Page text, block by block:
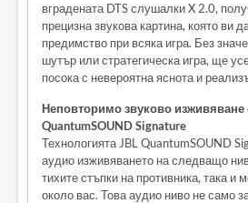
вградената DTS слушалки X 2.0,
прецизна звукова картина, която ви
предимство при всяка игра. Без
шутър или стратегическа игра, ще
посока с невероятна яснота и
Неповторимо звуково изживяване
QuantumSOUND Signature
Технологията JBL QuantumSOUND
аудио изживяването на следващо
тихите стъпки на противника, така и
около вас. Това аудио ниво не само